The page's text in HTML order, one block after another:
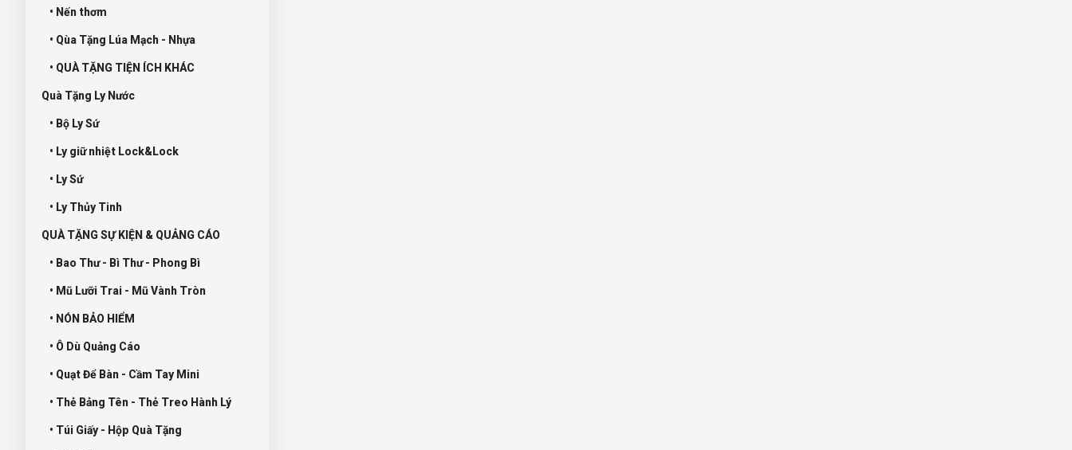
• Nến thơm
• Qùa Tặng Lúa Mạch - Nhựa
• QUÀ TẶNG TIỆN ÍCH KHÁC
Quà Tặng Ly Nước
• Bộ Ly Sứ
• Ly giữ nhiệt Lock&Lock
• Ly Sứ
• Ly Thủy Tinh
QUÀ TẶNG SỰ KIỆN & QUẢNG CÁO
• Bao Thư - Bì Thư - Phong Bì
• Mũ Lưỡi Trai - Mũ Vành Tròn
• NÓN BẢO HIỂM
• Ô Dù Quảng Cáo
• Quạt Để Bàn - Cầm Tay Mini
• Thẻ Bảng Tên - Thẻ Treo Hành Lý
• Túi Giấy - Hộp Quà Tặng